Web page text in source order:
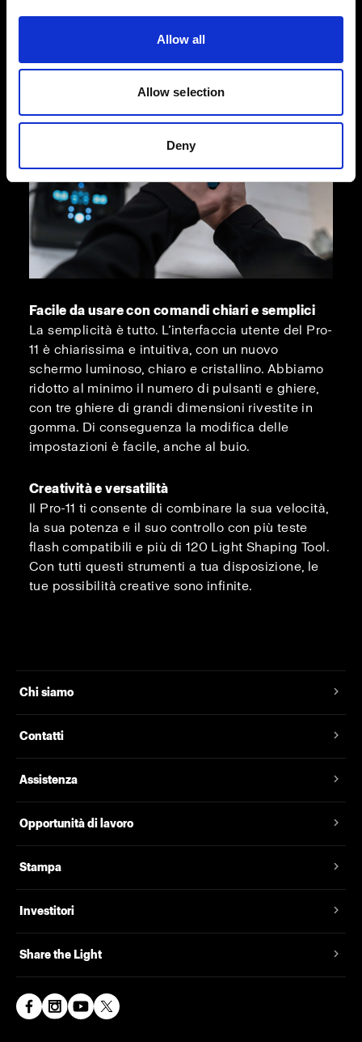
Allow all
Allow selection
Deny
Facile da usare con comandi chiari e semplici
La semplicità è tutto. L’interfaccia utente del Pro-
11 è chiarissima e intuitiva, con un nuovo
schermo luminoso, chiaro e cristallino. Abbiamo
ridotto al minimo il numero di pulsanti e ghiere,
con tre ghiere di grandi dimensioni rivestite in
gomma. Di conseguenza la modifica delle
impostazioni è facile, anche al buio.
Creatività e versatilità
Il Pro-11 ti consente di combinare la sua velocità,
la sua potenza e il suo controllo con più teste
flash compatibili e più di 120 Light Shaping Tool.
Con tutti questi strumenti a tua disposizione, le
tue possibilità creative sono infinite.
Chi siamo
Contatti
Assistenza
Opportunità di lavoro
Stampa
Investitori
Share the Light